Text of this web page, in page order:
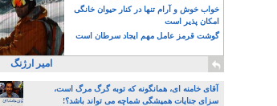
خواب خوش و آرام تنها در کنار حیوان خانگی
امکان پذیر است
گوشت قرمز عامل مهم ایجاد سرطان است
امیر ارژنگ
آقای خامنه ای، همانگونه که توبه گرگ مرگ است،
سزای جنایات همیشگی شماچه می تواند باشد؟!